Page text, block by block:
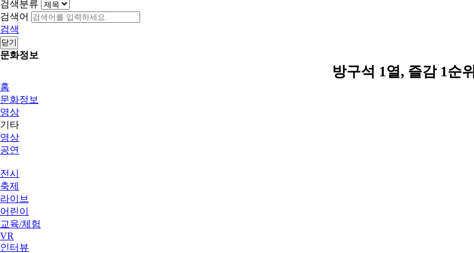
검색분류
검색어
검색
닫기
문화정보
방구석 1열, 즐감 1순위
홈
문화정보
영상
기타
영상
공연
전시
축제
라이브
어린이
교육/체험
VR
인터뷰